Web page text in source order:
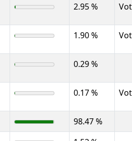
2.95 %
1.90 %
0.29 %
0.17 %
98.47 %